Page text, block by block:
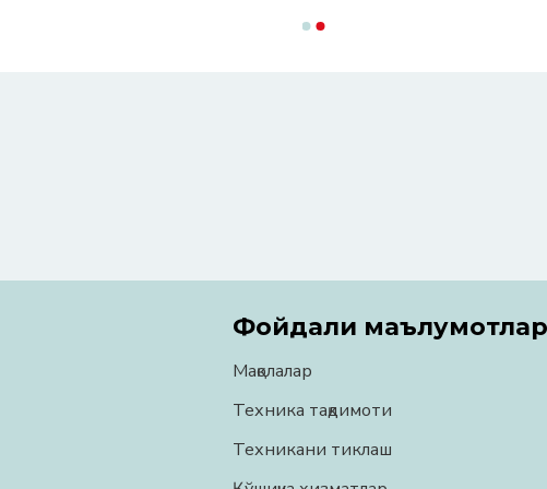
Фойдали маълумотлар
Мақолалар
Техника тақдимоти
Техникани тиклаш